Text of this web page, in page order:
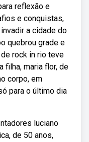
reflexão e
e conquistas,
a cidade do
quebrou grade e
rock in rio teve
filha, maria flor, de
corpo, em
para o último dia
luciano
de 50 anos,